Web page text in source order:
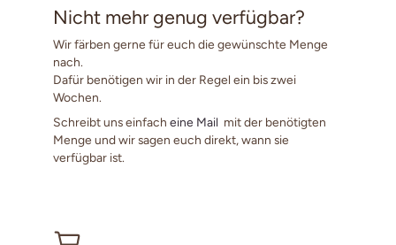
Nicht mehr genug verfügbar?
Wir färben gerne für euch die gewünschte Menge
nach.
Dafür benötigen wir in der Regel ein bis zwei
Wochen.
Schreibt uns einfach eine Mail mit der benötigten
Menge und wir sagen euch direkt, wann sie
verfügbar ist.